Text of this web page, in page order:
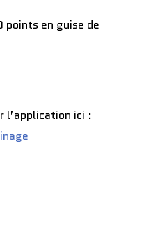
points en guise de
ici :